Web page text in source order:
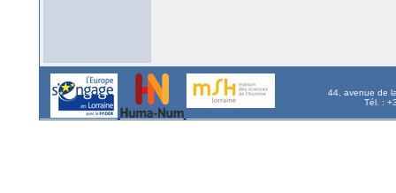
44, avenue de
Tél. :